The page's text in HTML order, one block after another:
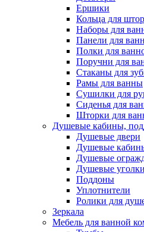
Ершики
Кольца для
Наборы для
Панели для
Полки для
Поручни для
Стаканы для
Рамы для ванны
Сушилки для
Сиденья для
Шторки для
Душевые кабины,
Душевые двери
Душевые
Душевые
Душевые уголки
Поддоны
Уплотнители
Ролики для
Зеркала
Мебель для ванной